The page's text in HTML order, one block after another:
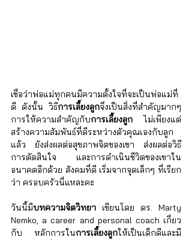
เชื่อว่าพ่อแม่ทุกคนมีความตั้งใจที่จะเป็นพ่อแม่ที่
ดี ดังนั้น วิธีการเลี้ยงลูกจึงเป็นสิ่งที่สำคัญมากๆ
การให้ความสำคัญกับการเลี้ยงลูก ไม่เพียงแต่
สร้างความสัมพันธ์ที่ดีระหว่างตัวคุณเองกับลูก
แล้ว ยังส่งผลต่อสุขภาพจิตของเขา ส่งผลต่อวิธี
การตัดสินใจ และการดำเนินชีวิตของเขาใน
อนาคตอีกด้วย สังคมที่ดี เริ่มจากจุดเล็กๆ ที่เรียก
ว่า ครอบครัวนี่แหละคะ
วันนี้มีบทความจิตวิทยา เขียนโดย ดร. Marty
Nemko, a career and personal coach เกี่ยว
กับ หลักการในการเลี้ยงลูกให้เป็นเด็กดีและมี